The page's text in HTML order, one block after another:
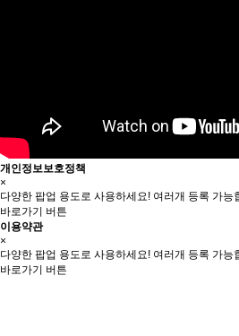
개인정보보호정책
×
다양한 팝업 용도로 사용하세요! 여러개 등록 가능
바로가기 버튼
이용약관
×
다양한 팝업 용도로 사용하세요! 여러개 등록 가능
바로가기 버튼